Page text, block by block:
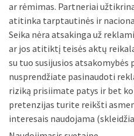
ar rėmimas. Partneriai
atitinka tarptautinės ir
Seika nėra atsakinga už
ar jos atitiktį teisės aktų
su tuo susijusios atsakomybės
nusprendžiate pasinaudoti
riziką prisiimate patys ir bet
pretenzijas turite reikšti
interesais naudojama